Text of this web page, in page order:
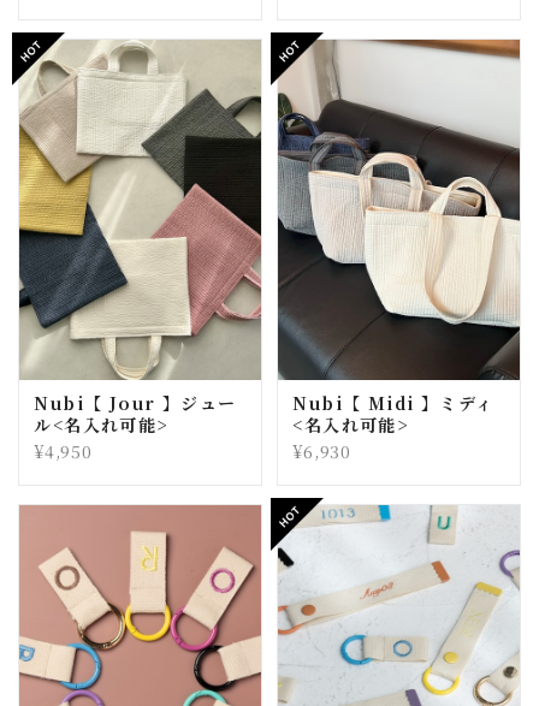
Nubi【 Jour 】ジュー
ル<名入れ可能>
¥4,950
Nubi【 Midi 】ミディ
<名入れ可能>
¥6,930